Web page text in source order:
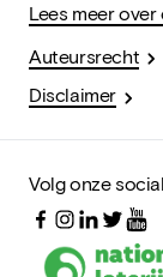
Lees meer
Auteursrecht
Disclaimer
Volg onze